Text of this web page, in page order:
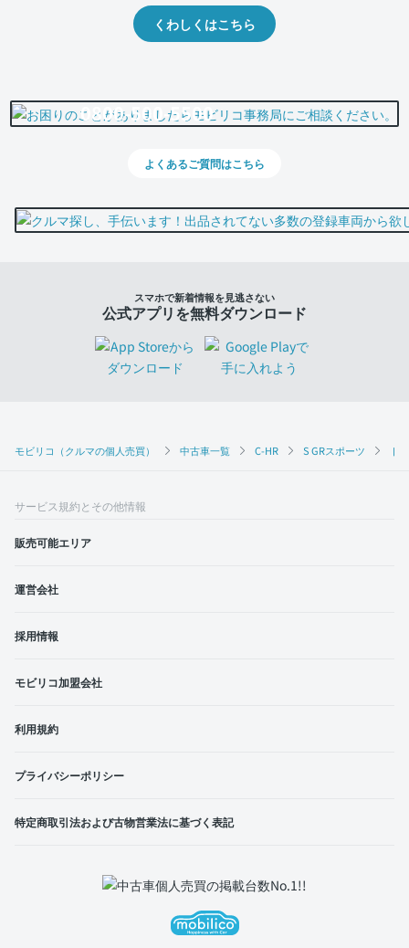
モビリコ（クルマの個人売買） 中古車一覧 C-HR S GRスポーツ ト
くわしくはこちら
0800-500-5500
よくあるご質問はこちら
スマホで新着情報を見逃さない
公式アプリを無料ダウンロード
サービス規約とその他情報
販売可能エリア
運営会社
採用情報
モビリコ加盟会社
利用規約
プライバシーポリシー
特定商取引法および古物営業法に基づく表記